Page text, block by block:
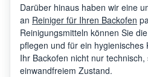
Darüber hinaus haben wir eine
an Reiniger für Ihren Backofen
Reinigungsmitteln können Sie
pflegen und für ein hygienisches
Ihr Backofen nicht nur
einwandfreiem Zustand.